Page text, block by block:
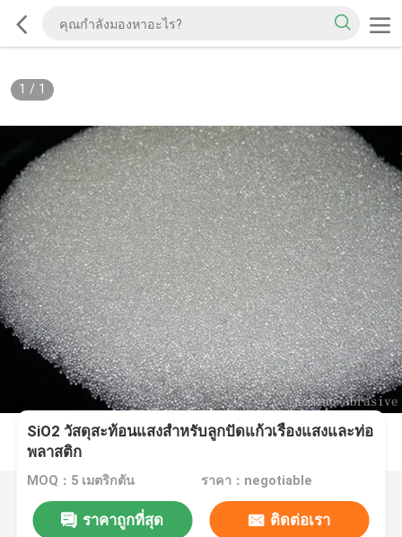
1 / 1
SiO2 วัสดุสะท้อนแสงสำหรับลูกปัดแก้วเรืองแสงและท่อ
พลาสติก
MOQ：5 เมตริกตัน ราคา：negotiable
ราคาถูกที่สุด ติดต่อเรา